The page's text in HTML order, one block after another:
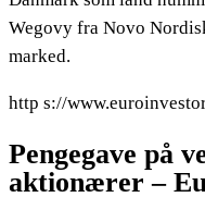
Wegovy fra Novo
marked.
http s://
Pengegave på
aktionærer –